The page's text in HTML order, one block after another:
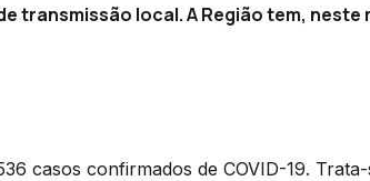
transmissão local. A Região tem, neste
casos confirmados de COVID-19.